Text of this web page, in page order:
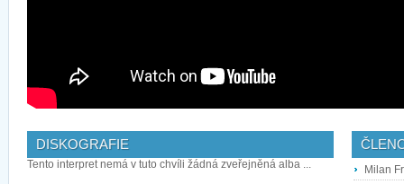
DISKOGRAFIE
Tento interpret nemá v tuto chvíli žádná zveřejněná alba ...
Milan